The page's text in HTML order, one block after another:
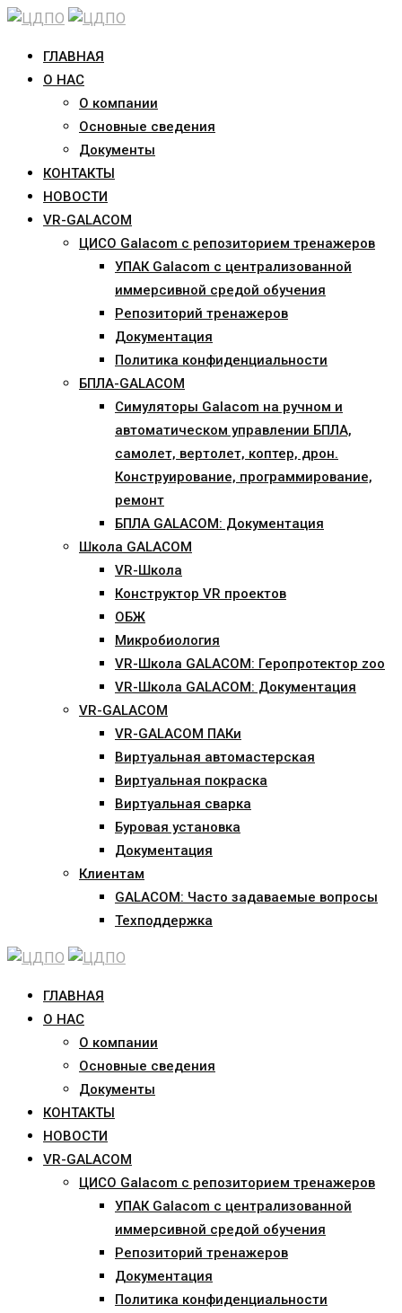
Skip
contentГЛАВНАЯ
О НАС
О компании
Основные сведения
Документы
КОНТАКТЫ
НОВОСТИ
VR-GALACOM
ЦИСО Galacom с репозиторием тренажеров
УПАК Galacom с централизованной
иммерсивной средой обучения
Репозиторий тренажеров
Документация
Политика конфиденциальности
БПЛА-GALACOM
Симуляторы Galacom на ручном и
автоматическом управлении БПЛА,
самолет, вертолет, коптер, дрон.
Конструирование, программирование,
ремонт
БПЛА GALACOM: Документация
Школа GALACOM
VR-Школа
Конструктор VR проектов
ОБЖ
Микробиология
VR-Школа GALACOM: Геропротектор zoo
VR-Школа GALACOM: Документация
VR-GALACOM
VR-GALACOM ПАКи
Виртуальная автомастерская
Виртуальная покраска
Виртуальная сварка
Буровая установка
Документация
Клиентам
GALACOM: Часто задаваемые вопросы
Техподдержка
ГЛАВНАЯ
О НАС
О компании
Основные сведения
Документы
КОНТАКТЫ
НОВОСТИ
VR-GALACOM
ЦИСО Galacom с репозиторием тренажеров
УПАК Galacom с централизованной
иммерсивной средой обучения
Репозиторий тренажеров
Документация
Политика конфиденциальности